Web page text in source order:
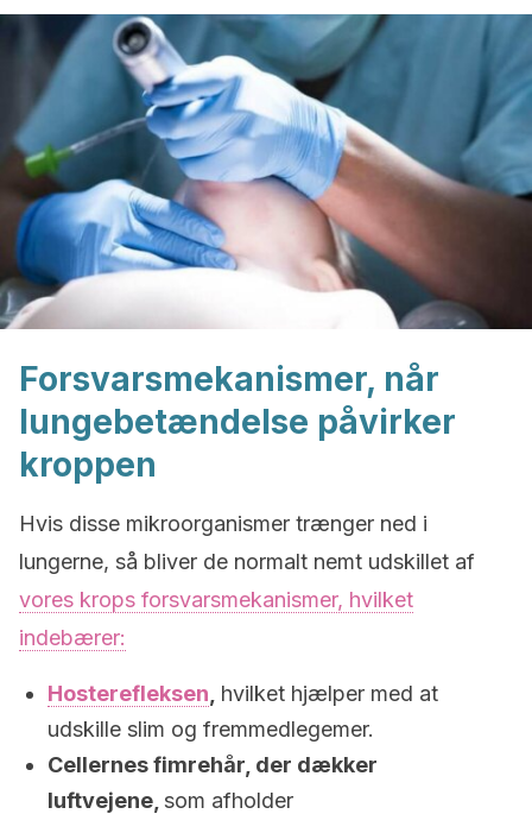
Forsvarsmekanismer, når
lungebetændelse påvirker
kroppen
Hvis disse mikroorganismer trænger ned i
lungerne, så bliver de normalt nemt udskillet af
vores krops forsvarsmekanismer, hvilket
indebærer:
Hosterefleksen hvilket hjælper med at
udskille slim og fremmedlegemer.
Cellernes fimrehår, der dækker
luftvejene, som afholder